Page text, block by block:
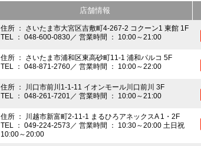
店舗情報
住所 ： さいたま市大宮区吉敷町4-267-2 コクーン1 東館 1F
TEL ： 048-600-0830／ 営業時間 ： 10:00～21:00
住所 ： さいたま市浦和区東高砂町11-1 浦和パルコ 5F
TEL ： 048-871-2760／ 営業時間 ： 10:00～22:00
住所 ： 川口市前川1-1-11 イオンモール川口前川 3F
TEL ： 048-261-7201／ 営業時間 ： 10:00～21:00
住所 ： 川越市新富町2-11-1 まるひろアネックスA 1・2F
TEL ： 049-224-2573／ 営業時間 ： 10:30～20:00 土日祝
10:00～20:00